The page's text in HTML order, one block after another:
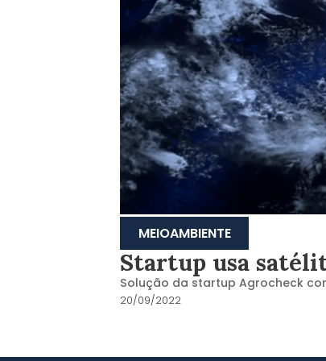
MEIOAMBIENTE
Startup usa
Solução da startup Agrocheck
20/09/2022